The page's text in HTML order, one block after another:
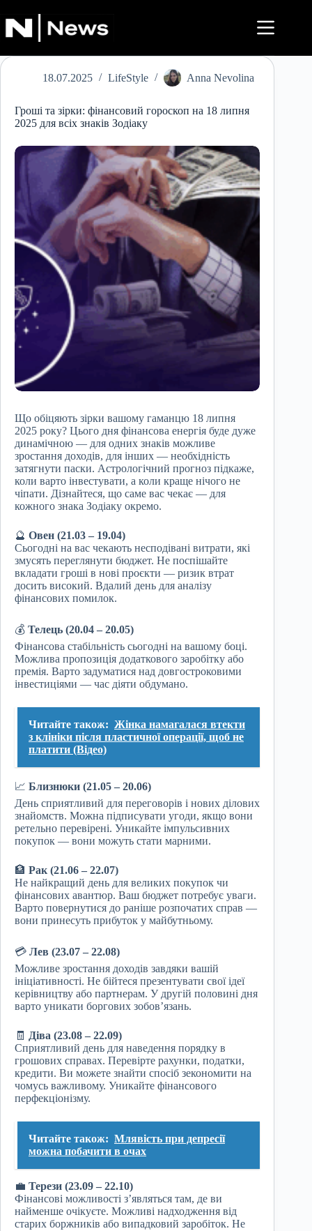
до
вмісту
18.07.2025 LifeStyle Anna Nevolina
Гроші та зірки: фінансовий гороскоп на 18 липня
2025 для всіх знаків Зодіаку
Що обіцяють зірки вашому гаманцю 18 липня
2025 року? Цього дня фінансова енергія буде дуже
динамічною — для одних знаків можливе
зростання доходів, для інших — необхідність
затягнути паски. Астрологічний прогноз підкаже,
коли варто інвестувати, а коли краще нічого не
чіпати. Дізнайтеся, що саме вас чекає — для
кожного знака Зодіаку окремо.
🔮 Овен (21.03 – 19.04)
Сьогодні на вас чекають несподівані витрати, які
змусять переглянути бюджет. Не поспішайте
вкладати гроші в нові проєкти — ризик втрат
досить високий. Вдалий день для аналізу
фінансових помилок.
💰 Телець (20.04 – 20.05)
Фінансова стабільність сьогодні на вашому боці.
Можлива пропозиція додаткового заробітку або
премія. Варто задуматися над довгостроковими
інвестиціями — час діяти обдумано.
Читайте також: Жінка намагалася втекти
з клініки після пластичної операції, щоб не
платити (Відео)
📈 Близнюки (21.05 – 20.06)
День сприятливий для переговорів і нових ділових
знайомств. Можна підписувати угоди, якщо вони
ретельно перевірені. Уникайте імпульсивних
покупок — вони можуть стати марними.
🏦 Рак (21.06 – 22.07)
Не найкращий день для великих покупок чи
фінансових авантюр. Ваш бюджет потребує уваги.
Варто повернутися до раніше розпочатих справ —
вони принесуть прибуток у майбутньому.
💳 Лев (23.07 – 22.08)
Можливе зростання доходів завдяки вашій
ініціативності. Не бійтеся презентувати свої ідеї
керівництву або партнерам. У другій половині дня
варто уникати боргових зобов’язань.
🧾 Діва (23.08 – 22.09)
Сприятливий день для наведення порядку в
грошових справах. Перевірте рахунки, податки,
кредити. Ви можете знайти спосіб зекономити на
чомусь важливому. Уникайте фінансового
перфекціонізму.
Читайте також: Млявість при депресії
можна побачити в очах
💼 Терези (23.09 – 22.10)
Фінансові можливості з’являться там, де ви
найменше очікуєте. Можливі надходження від
старих боржників або випадковий заробіток. Не